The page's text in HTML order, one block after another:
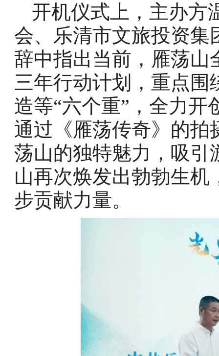
开机仪式上，主办方
会、乐清市文旅投资集
辞中指出当前，雁荡山
三年行动计划，重点围
造等“六个重”，全力
通过《雁荡传奇》的拍
荡山的独特魅力，吸引
山再次焕发出勃勃生
步贡献力量。